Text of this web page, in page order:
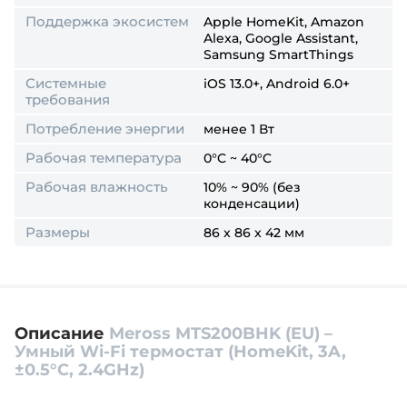
Поддержка экосистем
Apple HomeKit, Amazon
Alexa, Google Assistant,
Samsung SmartThings
Системные
требования
iOS 13.0+, Android 6.0+
Потребление энергии менее 1 Вт
Рабочая температура 0°C ~ 40°C
Рабочая влажность
10% ~ 90% (без
конденсации)
Размеры 86 x 86 x 42 мм
Описание Meross MTS200BHK (EU) –
Умный Wi-Fi термостат (HomeKit, 3A,
±0.5°C, 2.4GHz)